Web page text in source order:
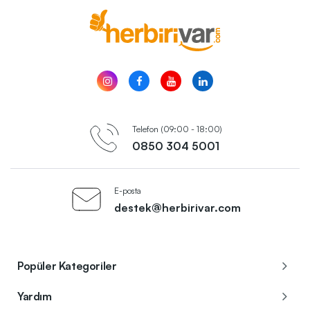
Telefon (09:00 - 18:00)
0850 304 5001
E-posta
destek@herbirivar.com
Popüler Kategoriler
Yardım